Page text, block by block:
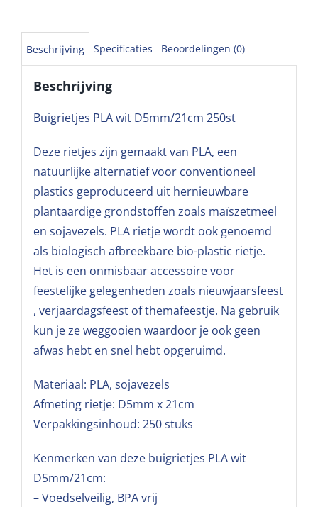
Beschrijving Specificaties Beoordelingen (0)
Beschrijving
Buigrietjes PLA wit D5mm/21cm 250st
Deze rietjes zijn gemaakt van PLA, een
natuurlijke alternatief voor conventioneel
plastics geproduceerd uit hernieuwbare
plantaardige grondstoffen zoals maïszetmeel
en sojavezels. PLA rietje wordt ook genoemd
als biologisch afbreekbare bio-plastic rietje.
Het is een onmisbaar accessoire voor
feestelijke gelegenheden zoals nieuwjaarsfeest
, verjaardagsfeest of themafeestje. Na gebruik
kun je ze weggooien waardoor je ook geen
afwas hebt en snel hebt opgeruimd.
Materiaal: PLA, sojavezels
Afmeting rietje: D5mm x 21cm
Verpakkingsinhoud: 250 stuks
Kenmerken van deze buigrietjes PLA wit
D5mm/21cm:
– Voedselveilig, BPA vrij